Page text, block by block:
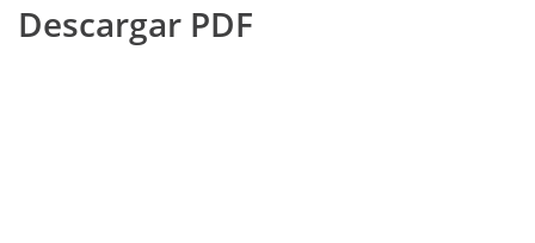
Descargar PDF